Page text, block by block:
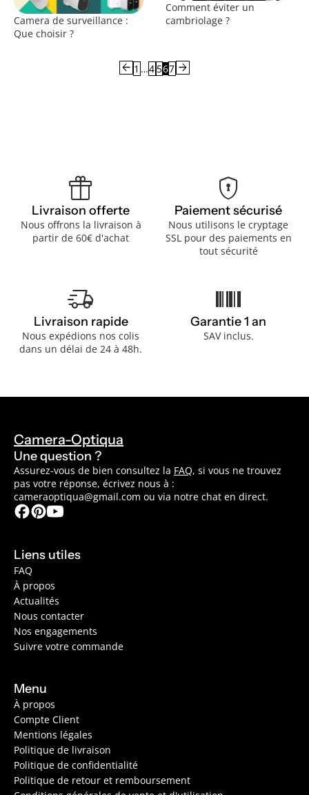
Camera de surveillance :
Que choisir ?
Comment éviter un
cambriolage ?
arrow_back 1 …4 567 arrow_forward
featured_seasonal_and_gifts
Livraison offerte
Nous offrons la livraison à
partir de 60€ d'achat
encrypted
Paiement sécurisé
Nous utilisons le cryptage
SSL pour des paiements en
tout sécurité
delivery_truck_speed
Livraison rapide
Nous expédions nos colis
dans un délai de 24 à 48h.
barcode
Garantie 1 an
SAV inclus.
Camera-Optiqua
Une question ?
Assurez-vous de bien consultez la FAQ, si vous ne trouvez
pas votre réponse, écrivez nous à :
cameraoptiqua@gmail.com ou via notre chat en direct.
Liens utiles
FAQ
À propos
Actualités
Nous contacter
Nos engagements
Suivre votre commande
Menu
À propos
Compte Client
Mentions légales
Politique de livraison
Politique de confidentialité
Politique de retour et remboursement